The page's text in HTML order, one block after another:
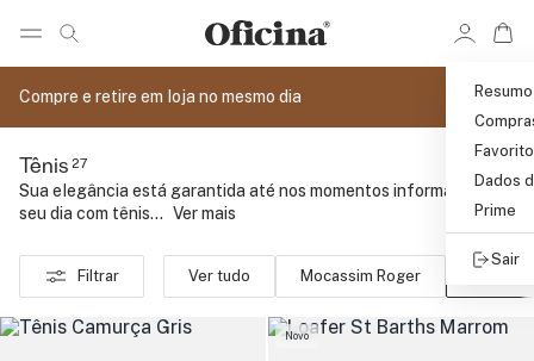
Ir para pagina de pesquisa
Resumo
Dados
Prime
Sair
Ir
Compre e retire em loja no mesmo dia
Tênis 27
Sua elegância está garantida até nos momentos informais do
seu dia com tênis... Ver mais
Filtrar Ver tudo Mocassim Roger
Novo